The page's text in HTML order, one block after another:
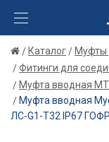
Каталог
Муфты
Фитинги для
Муфта вводная
Муфта вводная
ЛС-G1-Т32 IP67